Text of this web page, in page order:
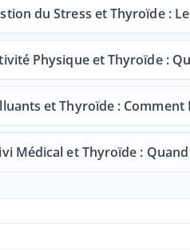
du Stress et Thyroïde :
Physique et Thyroïde :
et Thyroïde :
Médical et Thyroïde :